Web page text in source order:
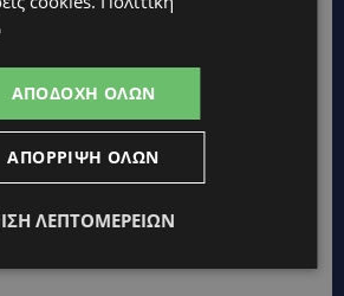
Βασιλική Σαββίδη ο Γιώργος
ΑΠΟΔΟΧΉ ΌΛΩΝ
ΑΠΌΡΡΙΨΗ ΌΛΩΝ
ΛΕΠΤΟΜΕΡΕΙΏΝ